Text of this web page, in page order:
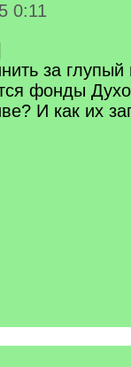
0:11
за глупый
фонды
И как их